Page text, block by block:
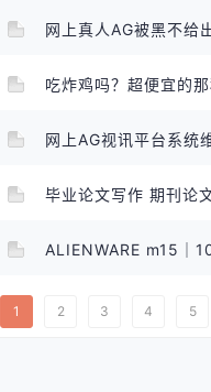
网上真人AG被黑不给
网上AG视讯平台系统
毕业论文写作 期刊论
ALIENWARE m15｜
1 2 3 4 5